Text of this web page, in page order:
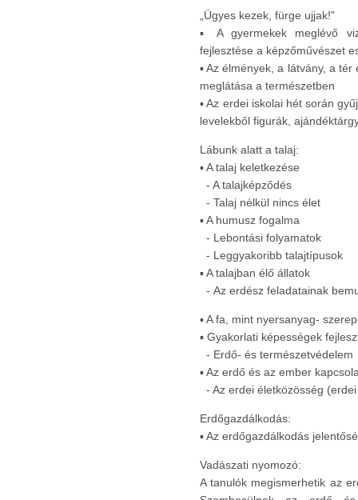
„Ügyes kezek, fürge ujjak!"
▪ A gyermekek meglévő
fejlesztése a képzőművészet
▪ Az élmények, a látvány, a
meglátása a természetben
▪ Az erdei iskolai hét során
levelekből figurák,
Lábunk alatt a talaj:
▪ A talaj keletkezése
- A talajképződés
- Talaj nélkül nincs élet
▪ A humusz fogalma
- Lebontási folyamatok
- Leggyakoribb talajtípusok
▪ A talajban élő állatok
- Az erdész feladatainak
▪ A fa, mint nyersanyag-
▪ Gyakorlati képességek
- Erdő- és természetvédelem
▪ Az erdő és az ember
- Az erdei életközösség
Erdőgazdálkodás:
▪ Az erdőgazdálkodás
Vadászati nyomozó:
A tanulók megismerhetik az